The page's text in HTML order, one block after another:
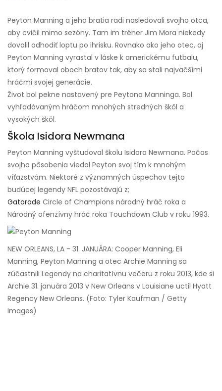
Peyton Manning a jeho bratia radi nasledovali svojho otca,
aby cvičil mimo sezóny. Tam im tréner Jim Mora niekedy
dovolil odhodiť loptu po ihrisku. Rovnako ako jeho otec, aj
Peyton Manning vyrastal v láske k americkému futbalu,
ktorý formoval oboch bratov tak, aby sa stali najväčšími
hráčmi svojej generácie.
Život bol pekne nastavený pre Peytona Manninga. Bol
vyhľadávaným hráčom mnohých stredných škôl a
vysokých škôl.
Škola Isidora Newmana
Peyton Manning vyštudoval školu Isidora Newmana. Počas
svojho pôsobenia viedol Peyton svoj tím k mnohým
víťazstvám. Niektoré z významných úspechov tejto
budúcej legendy NFL pozostávajú z;
Gatorade Circle of Champions národný hráč roka a
Národný ofenzívny hráč roka Touchdown Club v roku 1993.
NEW ORLEANS, LA - 31. JANUÁRA: Cooper Manning, Eli
Manning, Peyton Manning a otec Archie Manning sa
zúčastnili Legendy na charitatívnu večeru z roku 2013, kde si
Archie 31. januára 2013 v New Orleans v Louisiane uctil Hyatt
Regency New Orleans. (Foto: Tyler Kaufman / Getty
Images)